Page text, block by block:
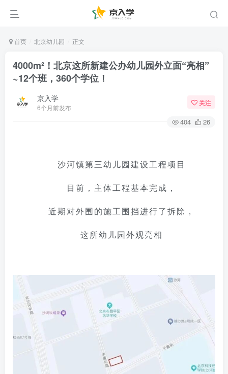
首页 北京幼儿园 正文
4000m²！北京这所新建公办幼儿园外立面“亮相”
~12个班，360个学位！
京入学
6个月前发布
关注
404 26
沙河镇第三幼儿园建设工程项目
目前，主体工程基本完成，
近期对外围的施工围挡进行了拆除，
这所幼儿园外观亮相